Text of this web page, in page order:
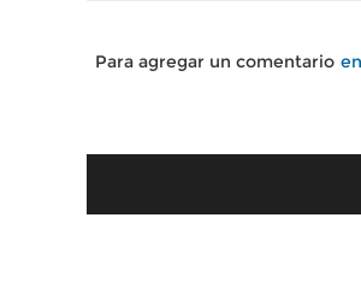
Para agregar un comentario